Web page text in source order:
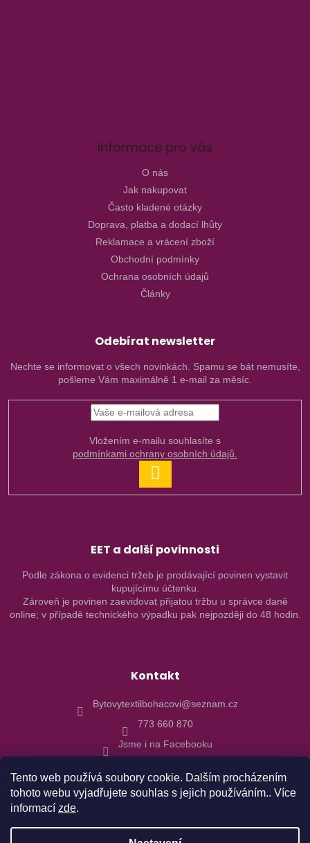
Tento web používá soubory cookie. Dalším procházením
tohoto webu vyjadřujete souhlas s jejich používáním.. Více
informací zde.
Informace pro vás
O nás
Jak nakupovat
Často kladené otázky
Doprava, platba a dodací lhůty
Reklamace a vrácení zboží
Obchodní podmínky
Ochrana osobních údajů
Články
Odebírat newsletter
Nechte se informovat o všech novinkách. Spamu se bát nemusíte,
pošleme Vám maximálně 1 e-mail za měsíc.
podmínkami ochrany osobních údajů.
SE
EET a další povinnosti
Podle zákona o evidenci tržeb je prodávající povinen vystavit
kupujícímu účtenku.
Zároveň je povinen zaevidovat přijatou tržbu u správce daně
online; v případě technického výpadku pak nejpozději do 48 hodin.
Kontakt
Bytovytextilbohacovi@seznam.cz
773 660 870
Jsme i na Facebooku